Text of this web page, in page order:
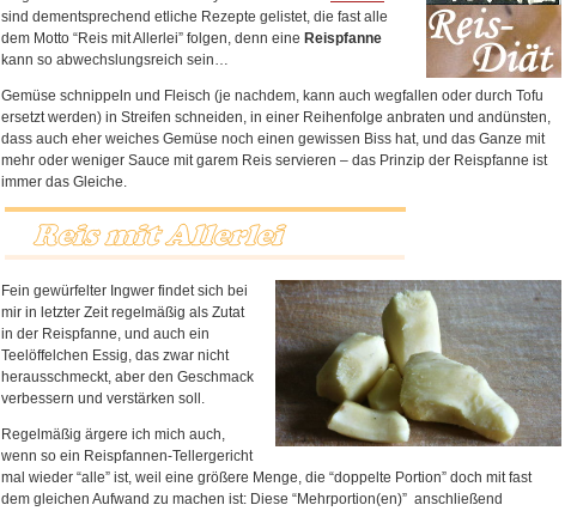
sind dementsprechend etliche Rezepte gelistet, die fast alle
dem Motto “Reis mit Allerlei” folgen, denn eine Reispfanne
kann so abwechslungsreich sein…
Gemüse schnippeln und Fleisch (je nachdem, kann auch wegfallen oder durch Tofu
ersetzt werden) in Streifen schneiden, in einer Reihenfolge anbraten und andünsten,
dass auch eher weiches Gemüse noch einen gewissen Biss hat, und das Ganze mit
mehr oder weniger Sauce mit garem Reis servieren – das Prinzip der Reispfanne ist
immer das Gleiche.
Fein gewürfelter Ingwer findet sich bei
mir in letzter Zeit regelmäßig als Zutat
in der Reispfanne, und auch ein
Teelöffelchen Essig, das zwar nicht
herausschmeckt, aber den Geschmack
verbessern und verstärken soll.
Regelmäßig ärgere ich mich auch,
wenn so ein Reispfannen-Tellergericht
mal wieder “alle” ist, weil eine größere Menge, die “doppelte Portion” doch mit fast
dem gleichen Aufwand zu machen ist: Diese “Mehrportion(en)” anschließend